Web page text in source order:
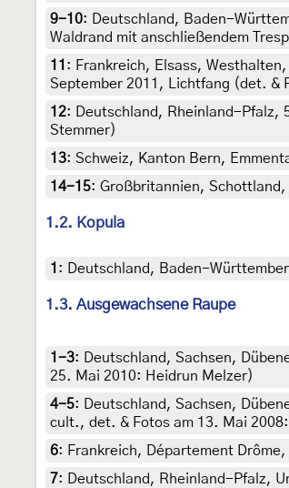
9-10:
Deutschland, Baden-
Waldrand mit anschließendem
11 : Frankreich, Elsass,
September 2011, Lichtfang (det. &
12:
Deutschland, Rheinland-Pfalz,
Stemmer)
13: Schweiz, Kanton Bern,
14-15: Großbritannien,
1.2. Kopula
1 : Deutschland, Baden-
1.3. Ausgewachsene Raupe
1-3: Deutschland, Sachsen,
25. Mai 2010: Heidrun Melzer)
4-5: Deutschland, Sachsen,
cult., det. & Fotos am 13. Mai
6: Frankreich, Département
7: Deutschland, Rheinland-Pfalz,